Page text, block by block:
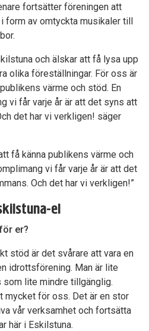
fortsätter föreningen att
form av omtyckta musikaler till
och älskar att få lysa upp
olika föreställningar. För oss är
värme och stöd. En
vi får varje år är att det syns att
det har vi verkligen! säger
få känna publikens värme och
vi får varje år är att det
Och det har vi verkligen!”
el
er?
stöd är det svårare att vara en
idrottsförening. Man är lite
lite mindre tillgänglig.
mycket för oss. Det är en stor
vår verksamhet och fortsätta
här i Eskilstuna.